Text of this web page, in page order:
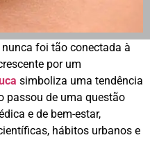
foi tão conectada à
por um
simboliza uma tendência
passou de uma questão
e de bem-estar,
hábitos urbanos e